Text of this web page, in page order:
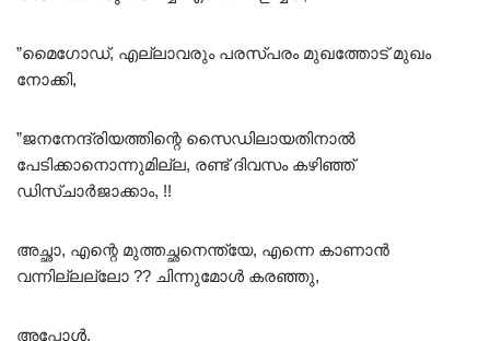
”മെെഗോഡ്, എല്ലാവരും പരസ്പരം മുഖത്തോട് മുഖം
നോക്കി,
”ജനനേന്ദ്രിയത്തിന്റെ സെെഡിലായതിനാൽ
പേടിക്കാനൊന്നുമില്ല, രണ്ട് ദിവസം കഴിഞ്ഞ്
ഡിസ്ചാർജാക്കാം, !!
അച്ഛാ, എന്റെ മുത്തച്ഛനെന്ത്യേ, എന്നെ കാണാൻ
വന്നില്ലല്ലോ ?? ചിന്നുമോൾ കരഞ്ഞു,
അപ്പോൾ,